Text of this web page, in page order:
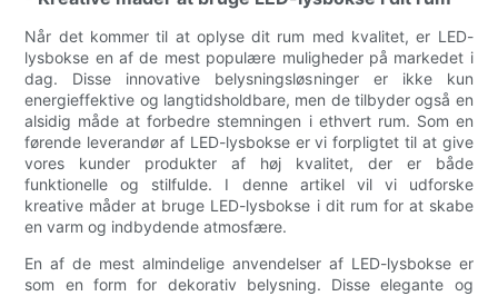
Når det kommer til at oplyse dit rum med kvalitet, er LED-
lysbokse en af ​​de mest populære muligheder på markedet i
dag. Disse innovative belysningsløsninger er ikke kun
energieffektive og langtidsholdbare, men de tilbyder også en
alsidig måde at forbedre stemningen i ethvert rum. Som en
førende leverandør af LED-lysbokse er vi forpligtet til at give
vores kunder produkter af høj kvalitet, der er både
funktionelle og stilfulde. I denne artikel vil vi udforske
kreative måder at bruge LED-lysbokse i dit rum for at skabe
en varm og indbydende atmosfære.
En af de mest almindelige anvendelser af LED-lysbokse er
som en form for dekorativ belysning. Disse elegante og